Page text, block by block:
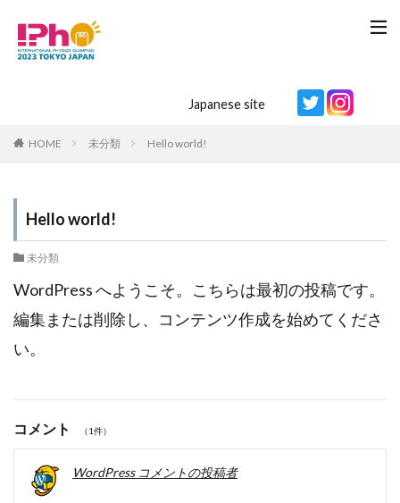
Japanese site
HOME 未分類 Hello world!
Hello world!
未分類
WordPress へようこそ。こちらは最初の投稿です。
編集または削除し、コンテンツ作成を始めてくださ
い。
コメント （1件）
WordPress コメントの投稿者